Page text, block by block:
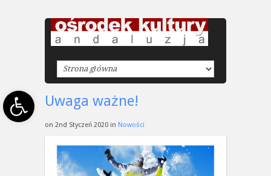
Open toolbarUwaga ważne!
on 2nd Styczeń 2020 in Nowości